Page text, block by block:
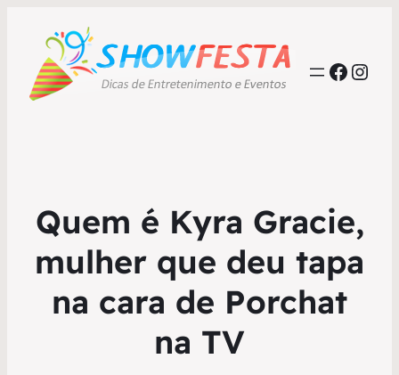
Quem é Kyra Gracie,
mulher que deu tapa
na cara de Porchat
na TV